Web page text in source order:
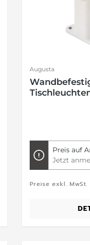
Augusta
Preis auf
Jetzt
Preise exkl.